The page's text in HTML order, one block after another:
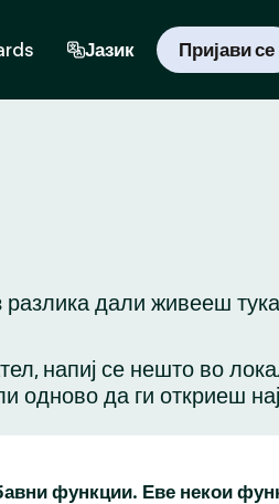
Јазик Пријави се
разлика дали живееш
напиј се нешто во
одново да ги откриеш
функции. Еве некои